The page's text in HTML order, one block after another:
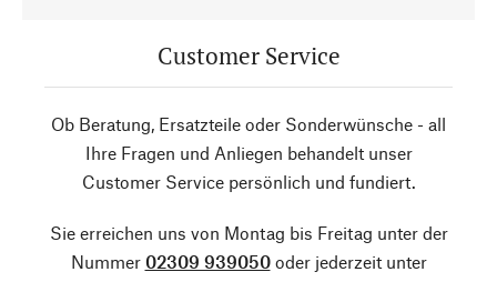
Customer Service
Ob Beratung, Ersatzteile oder Sonderwünsche - all
Ihre Fragen und Anliegen behandelt unser
Customer Service persönlich und fundiert.
Sie erreichen uns von Montag bis Freitag unter der
Nummer 02309 939050oder jederzeit unter